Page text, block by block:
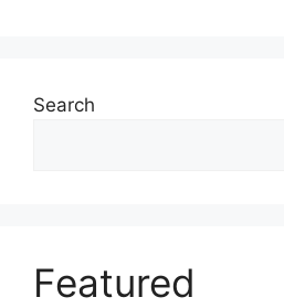
Search
Featured